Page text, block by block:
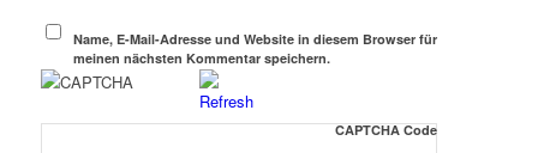
Name, E-Mail-Adresse und Website in diesem Browser für
meinen nächsten Kommentar speichern.
CAPTCHA Code